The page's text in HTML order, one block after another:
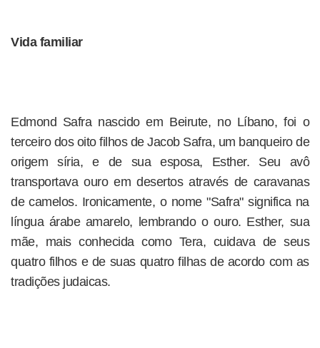
Vida familiar
Edmond Safra nascido em Beirute, no Líbano, foi o
terceiro dos oito filhos de Jacob Safra, um banqueiro de
origem síria, e de sua esposa, Esther. Seu avô
transportava ouro em desertos através de caravanas
de camelos. Ironicamente, o nome "Safra" significa na
língua árabe amarelo, lembrando o ouro. Esther, sua
mãe, mais conhecida como Tera, cuidava de seus
quatro filhos e de suas quatro filhas de acordo com as
tradições judaicas.